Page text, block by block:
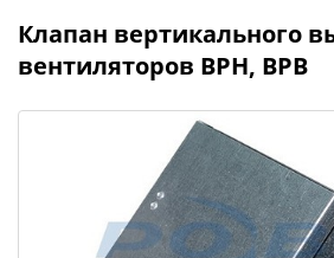
Клапан вертикального
вентиляторов ВРН, ВРВ